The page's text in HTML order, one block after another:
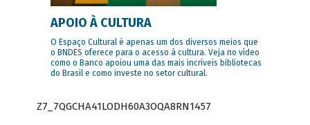
APOIO À CULTURA
O Espaço Cultural é apenas um dos diversos meios que
o BNDES oferece para o acesso à cultura. Veja no vídeo
como o Banco apoiou uma das mais incríveis bibliotecas
do Brasil e como investe no setor cultural.
Z7_7QGCHA41LODH60A3OQA8RN1457